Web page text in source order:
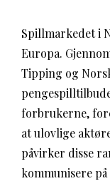
Spillmarkedet i
Europa.
Tipping og
forbrukerne,
at ulovlige
påvirker disse
kommunisere